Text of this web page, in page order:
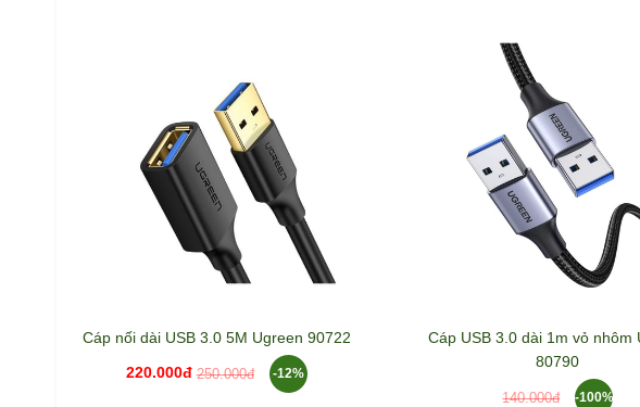
Cáp nối dài USB 3.0 5M Ugreen 90722
220.000đ 250.000đ -12%
Cáp USB 3.0 dài 1m vỏ nhôm
80790
140.000đ -100%